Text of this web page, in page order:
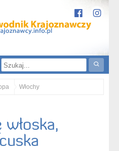
Włochy
a trochę francuska